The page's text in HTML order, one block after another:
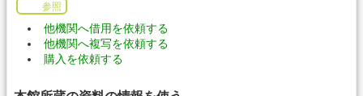
参照
他機関へ借用を依頼する
他機関へ複写を依頼する
購入を依頼する